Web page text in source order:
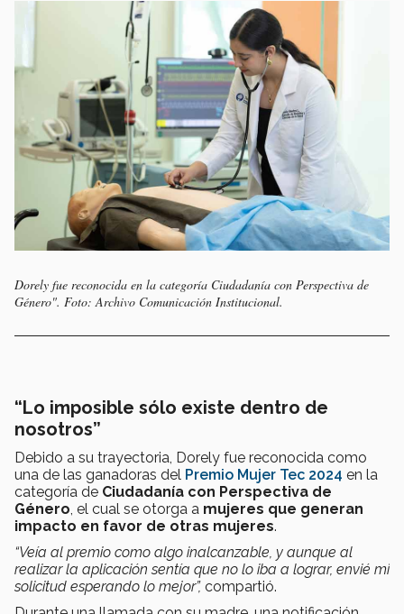
Dorely fue reconocida en la categoría Ciudadanía con Perspectiva de
Género". Foto: Archivo Comunicación Institucional.
“Lo imposible sólo existe dentro de
nosotros”
Debido a su trayectoria, Dorely fue reconocida como
una de las ganadoras del Premio Mujer Tec 2024 en la
categoría de Ciudadanía con Perspectiva de
Género, el cual se otorga a mujeres que generan
impacto en favor de otras mujeres.
“Veía al premio como algo inalcanzable, y aunque al
realizar la aplicación sentía que no lo iba a lograr, envié mi
solicitud esperando lo mejor”, compartió.